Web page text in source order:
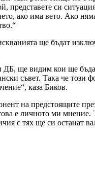
си
ако има вето. Ако
ще бъдат
ДБ, ще видим кои ще
съвет. Така че този
каза Биков.
на предстоящите
е личното ми мнение.
с тях ще си останат